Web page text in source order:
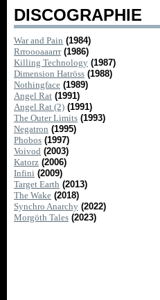
DISCOGRAPHIE
War and Pain (1984)
Rrroooaaarrr (1986)
Killing Technology (1987)
Dimension Hatröss (1988)
Nothingface (1989)
Angel Rat (1991)
Angel Rat (2) (1991)
The Outer Limits (1993)
Negatron (1995)
Phobos (1997)
Voivod (2003)
Katorz (2006)
Infini (2009)
Target Earth (2013)
The Wake (2018)
Synchro Anarchy (2022)
Morgöth Tales (2023)